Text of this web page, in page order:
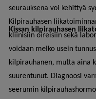
seurauksena voi kehittyä
Kissan kilpirauhasen
Kilpirauhasen
kliinisiin oireisiin sekä
voidaan melko usein
kilpirauhanen, mutta aina
suurentunut. Diagnoosi
seerumin